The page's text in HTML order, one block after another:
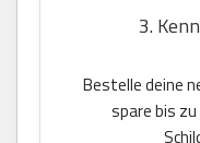
3.
Bestelle deine
spare bis zu